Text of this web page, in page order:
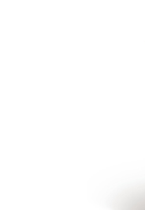
캐나다 이
4년 그리
세상에 만
캐나다,
캐나다에
느리더라
야근할 수